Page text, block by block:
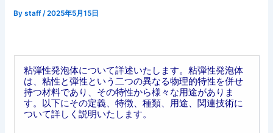
Bystaff /2025年5月15日
粘弾性発泡体について詳述いたします。粘弾性発泡体
は、粘性と弾性という二つの異なる物理的特性を併せ
持つ材料であり、その特性から様々な用途がありま
す。以下にその定義、特徴、種類、用途、関連技術に
ついて詳しく説明いたします。